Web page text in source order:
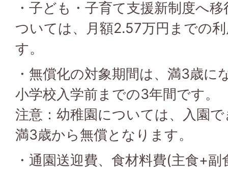
・子ども・子育て支援新制度へ
ついては、月額2.57万円までの
す。
・無償化の対象期間は、満3歳に
小学校入学前までの3年間です。
注意：幼稚園については、入園
満3歳から無償となります。
・通園送迎費、食材料費(主食+